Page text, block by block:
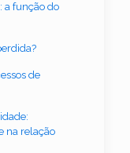
a função do
de
na relação